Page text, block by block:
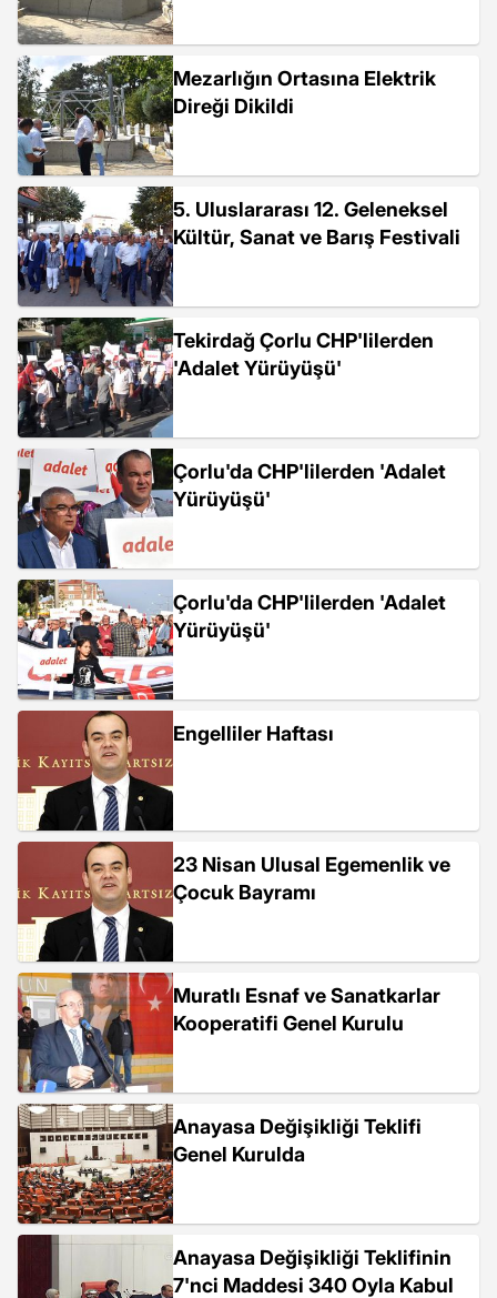
Mezarlığın Ortasına Elektrik
Direği Dikildi
5. Uluslararası 12. Geleneksel
Kültür, Sanat ve Barış Festivali
Tekirdağ Çorlu CHP'lilerden
'Adalet Yürüyüşü'
Çorlu'da CHP'lilerden 'Adalet
Yürüyüşü'
Çorlu'da CHP'lilerden 'Adalet
Yürüyüşü'
Engelliler Haftası
23 Nisan Ulusal Egemenlik ve
Çocuk Bayramı
Muratlı Esnaf ve Sanatkarlar
Kooperatifi Genel Kurulu
Anayasa Değişikliği Teklifi
Genel Kurulda
Anayasa Değişikliği Teklifinin
7'nci Maddesi 340 Oyla Kabul